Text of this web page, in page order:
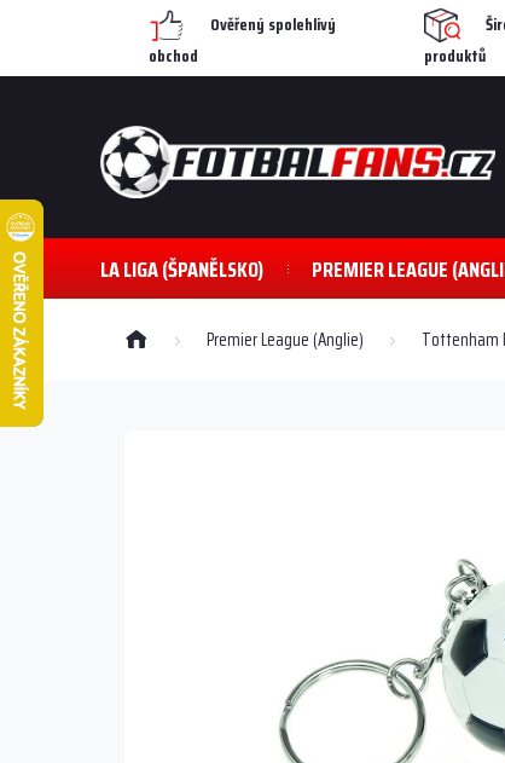
Ověřený spolehlivý
obchod
produktů
LA LIGA (ŠPANĚLSKO) PREMIER LEAGUE
Domů Premier League (Anglie) Tottenham